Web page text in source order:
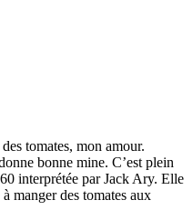
tomates, mon amour.
bonne mine. C’est plein
interprétée par Jack Ary. Elle
manger des tomates aux